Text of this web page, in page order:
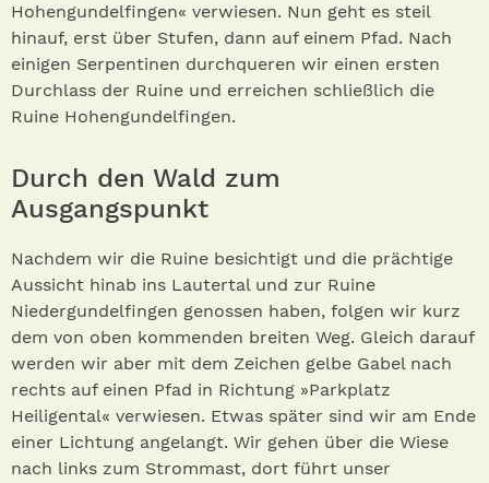
Hohengundelfingen« verwiesen. Nun geht es steil
hinauf, erst über Stufen, dann auf einem Pfad. Nach
einigen Serpentinen durchqueren wir einen ersten
Durchlass der Ruine und erreichen schließlich die
Ruine Hohengundelfingen.
Durch den Wald zum
Ausgangspunkt
Nachdem wir die Ruine besichtigt und die prächtige
Aussicht hinab ins Lautertal und zur Ruine
Niedergundelfingen genossen haben, folgen wir kurz
dem von oben kommenden breiten Weg. Gleich darauf
werden wir aber mit dem Zeichen gelbe Gabel nach
rechts auf einen Pfad in Richtung »Parkplatz
Heiligental« verwiesen. Etwas später sind wir am Ende
einer Lichtung angelangt. Wir gehen über die Wiese
nach links zum Strommast, dort führt unser